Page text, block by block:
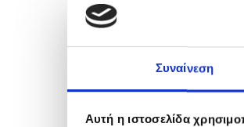
Συναίνεση
Αυτή η ιστοσελίδα